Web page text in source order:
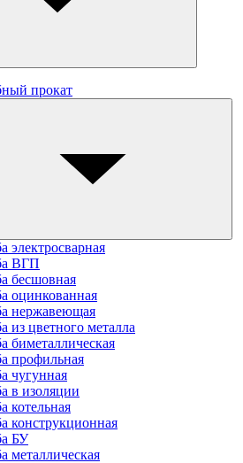
прокат
электросварная
ВГП
бесшовная
оцинкованная
нержавеющая
из цветного металла
биметаллическая
профильная
чугунная
в изоляции
котельная
конструкционная
БУ
металлическая